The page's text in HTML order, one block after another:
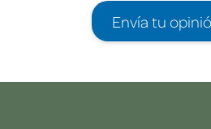
Envía tu